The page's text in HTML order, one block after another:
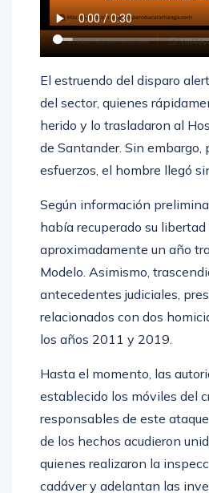
El estruendo del disparo
del sector, quienes
herido y lo trasladaron al
de Santander. Sin embargo,
Según información
había recuperado su libertad
aproximadamente un año
Modelo. Asimismo,
antecedentes judiciales,
relacionados con dos
Hasta el momento, las
establecido los móviles del
responsables de este ataque
de los hechos acudieron
quienes realizaron la